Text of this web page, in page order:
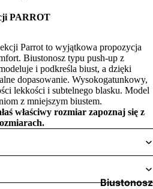
PARROT
Parrot to wyjątkowa propozycja
Biustonosz typu push-up z
i podkreśla biust, a dzięki
dopasowanie. Wysokogatunkowy,
lekkości i subtelnego blasku. Model
z mniejszym biustem.
właściwy rozmiar zapoznaj się z